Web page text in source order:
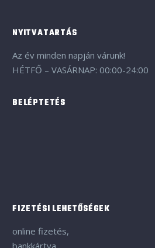
NYITVATARTÁS
Az év minden napján várunk!
HÉTFŐ – VASÁRNAP: 00:00-24:00
BELÉPTETÉS
FIZETÉSI LEHETŐSÉGEK
online fizetés,
bankkártya,